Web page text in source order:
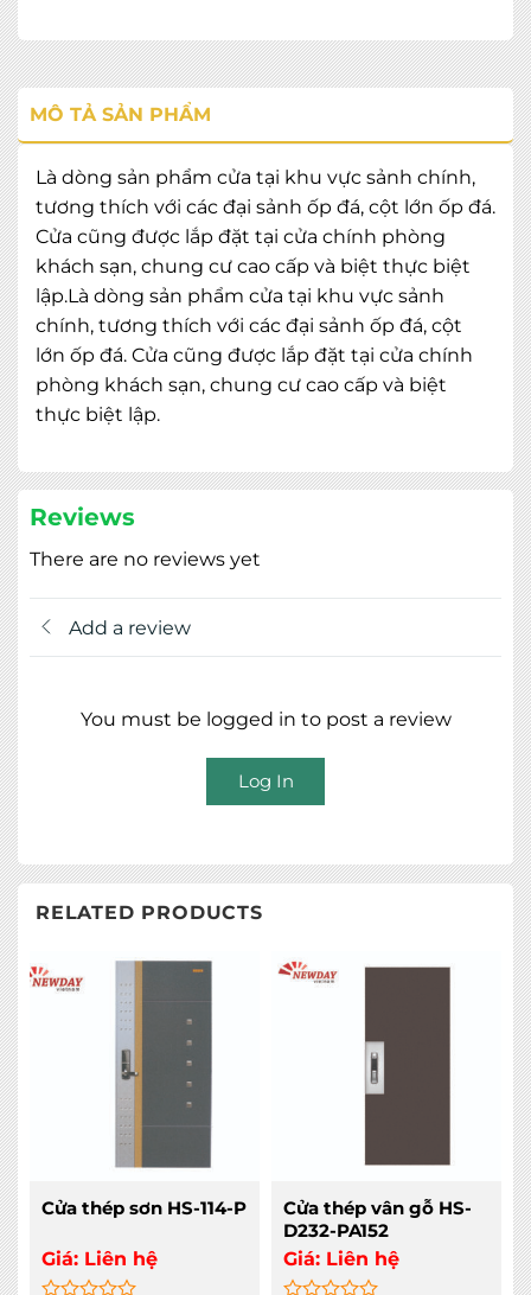
MÔ TẢ SẢN PHẨM
Là dòng sản phẩm cửa tại khu vực sảnh chính,
tương thích với các đại sảnh ốp đá, cột lớn ốp đá.
Cửa cũng được lắp đặt tại cửa chính phòng
khách sạn, chung cư cao cấp và biệt thực biệt
lập.Là dòng sản phẩm cửa tại khu vực sảnh
chính, tương thích với các đại sảnh ốp đá, cột
lớn ốp đá. Cửa cũng được lắp đặt tại cửa chính
phòng khách sạn, chung cư cao cấp và biệt
thực biệt lập.
Reviews
There are no reviews yet
Add a review
You must be logged in to post a review
Log In
RELATED PRODUCTS
Cửa thép sơn HS-114-P
Giá: Liên hệ
Cửa thép vân gỗ HS-
D232-PA152
Giá: Liên hệ